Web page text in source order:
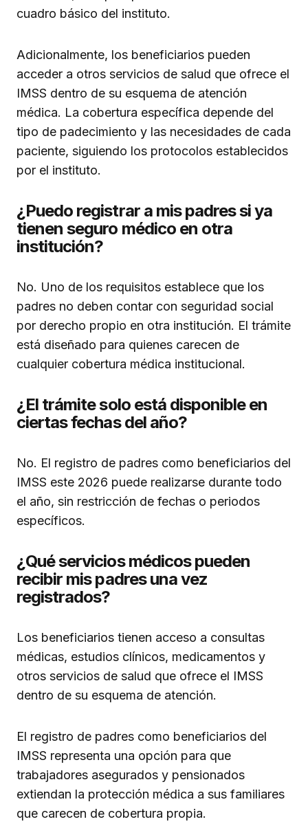
cuadro básico del instituto.
Adicionalmente, los beneficiarios pueden
acceder a otros servicios de salud que ofrece el
IMSS dentro de su esquema de atención
médica. La cobertura específica depende del
tipo de padecimiento y las necesidades de cada
paciente, siguiendo los protocolos establecidos
por el instituto.
¿Puedo registrar a mis padres si ya
tienen seguro médico en otra
institución?
No. Uno de los requisitos establece que los
padres no deben contar con seguridad social
por derecho propio en otra institución. El trámite
está diseñado para quienes carecen de
cualquier cobertura médica institucional.
¿El trámite solo está disponible en
ciertas fechas del año?
No. El registro de padres como beneficiarios del
IMSS este 2026 puede realizarse durante todo
el año, sin restricción de fechas o periodos
específicos.
¿Qué servicios médicos pueden
recibir mis padres una vez
registrados?
Los beneficiarios tienen acceso a consultas
médicas, estudios clínicos, medicamentos y
otros servicios de salud que ofrece el IMSS
dentro de su esquema de atención.
El registro de padres como beneficiarios del
IMSS representa una opción para que
trabajadores asegurados y pensionados
extiendan la protección médica a sus familiares
que carecen de cobertura propia.